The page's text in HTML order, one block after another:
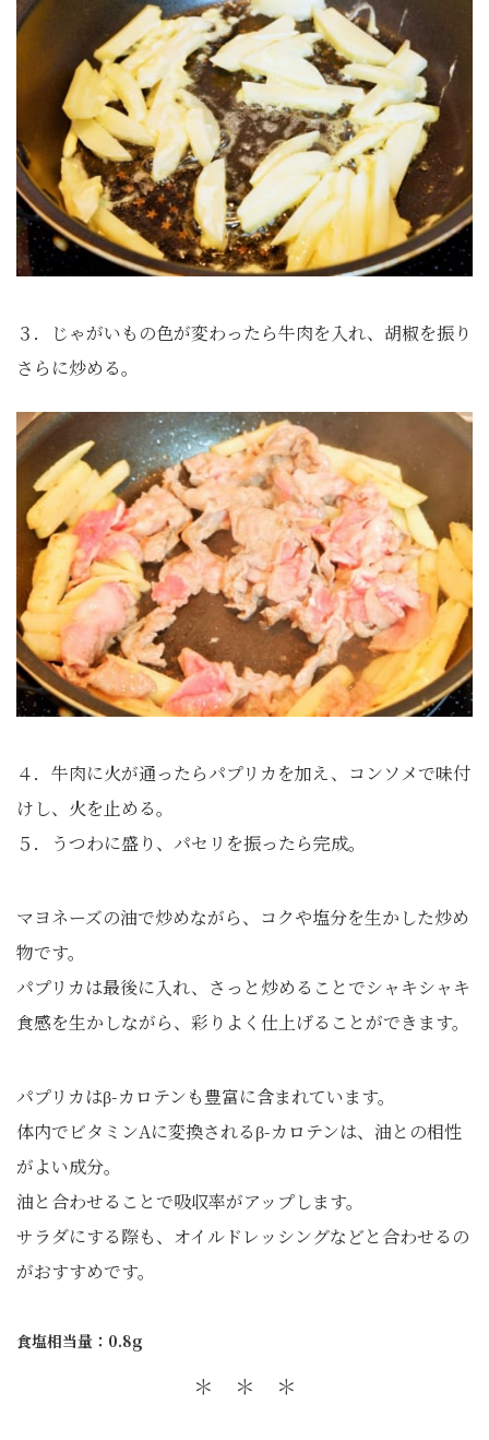
３．じゃがいもの色が変わったら牛肉を入れ、胡椒を振り
さらに炒める。
４．牛肉に火が通ったらパプリカを加え、コンソメで味付
けし、火を止める。
５．うつわに盛り、パセリを振ったら完成。
マヨネーズの油で炒めながら、コクや塩分を生かした炒め
物です。
パプリカは最後に入れ、さっと炒めることでシャキシャキ
食感を生かしながら、彩りよく仕上げることができます。
パプリカはβ-カロテンも豊富に含まれています。
体内でビタミンAに変換されるβ-カロテンは、油との相性
がよい成分。
油と合わせることで吸収率がアップします。
サラダにする際も、オイルドレッシングなどと合わせるの
がおすすめです。
食塩相当量：0.8g
＊ ＊ ＊